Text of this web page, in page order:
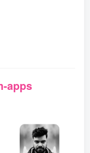
apps